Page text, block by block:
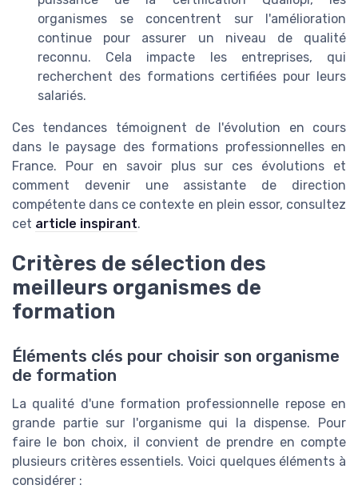
organismes se concentrent sur l'amélioration
continue pour assurer un niveau de qualité
reconnu. Cela impacte les entreprises, qui
recherchent des formations certifiées pour leurs
salariés.
Ces tendances témoignent de l'évolution en cours
dans le paysage des formations professionnelles en
France. Pour en savoir plus sur ces évolutions et
comment devenir une assistante de direction
compétente dans ce contexte en plein essor, consultez
cet article inspirant.
Critères de sélection des
meilleurs organismes de
formation
Éléments clés pour choisir son organisme
de formation
La qualité d'une formation professionnelle repose en
grande partie sur l'organisme qui la dispense. Pour
faire le bon choix, il convient de prendre en compte
plusieurs critères essentiels. Voici quelques éléments à
considérer :